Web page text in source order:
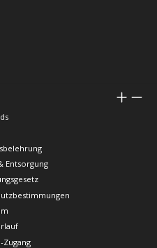
Entsorgung
Zugang